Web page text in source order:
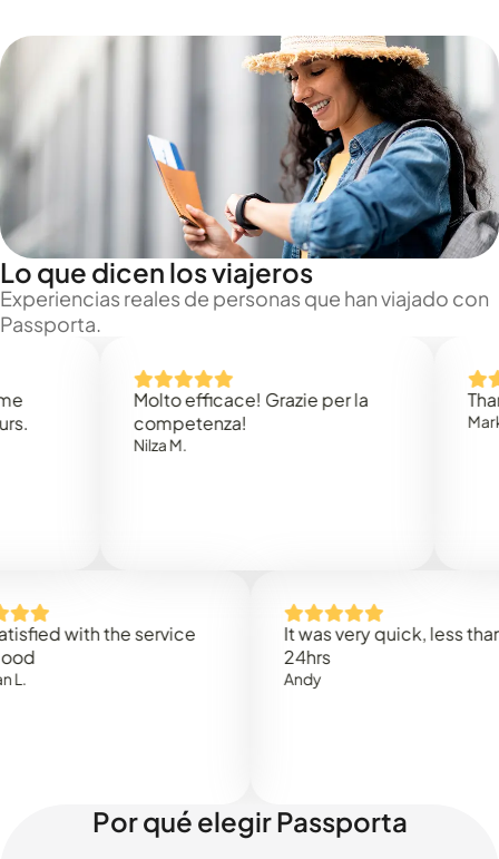
Lo que dicen los viajeros
Experiencias reales de personas que han viajado con
Passporta.
Molto efficace! Grazie per la
competenza!
Nilza M.
Thank
Mark N.
with the service
It was very quick, less than
Por qué elegir Passporta